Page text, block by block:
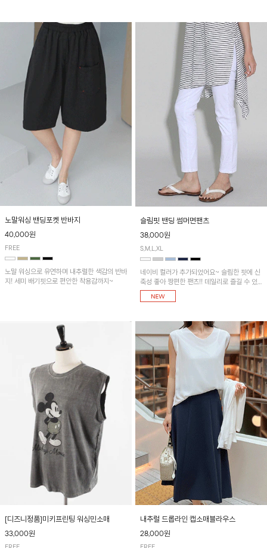
노말워싱 밴딩포켓 반바지
40,000원
FREE
노말 워싱으로 유연하며 내추럴한 색감의 반바
지! 세미 배기핏으로 편안한 착용감까지~
슬림핏 밴딩 썸머면팬츠
38,000원
S,M,L,XL
네이비 컬러가 추가되었어요~ 슬림한 핏에 신
축성 좋아 짱편한 팬츠!! 데일리로 즐길 수 있
는 기본 컬러들로 준비했어요~
[디즈니정품]미키프린팅 워싱민소매
33,000원
내추럴 드롭라인 캡소매블라우스
28,000원